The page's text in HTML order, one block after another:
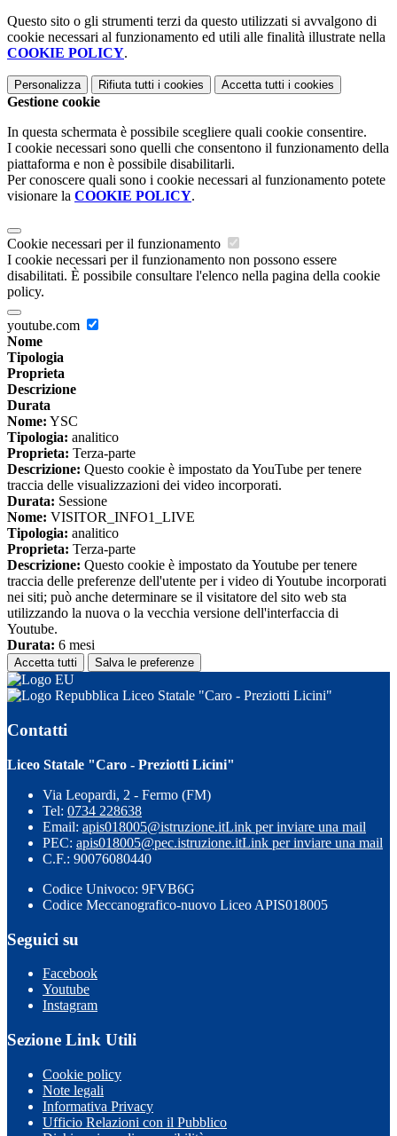
Questo sito o gli strumenti terzi da questo utilizzati si avvalgono di
cookie necessari al funzionamento ed utili alle finalità illustrate nella
COOKIE POLICY.
Personalizza Rifiuta tutti i cookies Accetta tutti i cookies
Gestione cookie
In questa schermata è possibile scegliere quali cookie consentire.
I cookie necessari sono quelli che consentono il funzionamento della
piattaforma e non è possibile disabilitarli.
Per conoscere quali sono i cookie necessari al funzionamento potete
visionare la COOKIE POLICY.
Cookie necessari per il funzionamento
I cookie necessari per il funzionamento non possono essere
disabilitati. È possibile consultare l'elenco nella pagina della cookie
policy.
youtube.com
Nome
Tipologia
Proprieta
Descrizione
Durata
Nome: YSC
Tipologia: analitico
Proprieta: Terza-parte
Descrizione: Questo cookie è impostato da YouTube per tenere
traccia delle visualizzazioni dei video incorporati.
Durata: Sessione
Nome: VISITOR_INFO1_LIVE
Tipologia: analitico
Proprieta: Terza-parte
Descrizione: Questo cookie è impostato da Youtube per tenere
traccia delle preferenze dell'utente per i video di Youtube incorporati
nei siti; può anche determinare se il visitatore del sito web sta
utilizzando la nuova o la vecchia versione dell'interfaccia di
Youtube.
Durata: 6 mesi
Accetta tutti Salva le preferenze
Liceo Statale "Caro - Preziotti Licini"
Contatti
Liceo Statale "Caro - Preziotti Licini"
Via Leopardi, 2 - Fermo (FM)
Tel: 0734 228638
Email: apis018005@istruzione.itLink per inviare una mail
PEC: apis018005@pec.istruzione.itLink per inviare una mail
C.F.: 90076080440
Codice Univoco: 9FVB6G
Codice Meccanografico-nuovo Liceo APIS018005
Seguici su
Facebook
Youtube
Instagram
Sezione Link Utili
Cookie policy
Note legali
Informativa Privacy
Ufficio Relazioni con il Pubblico